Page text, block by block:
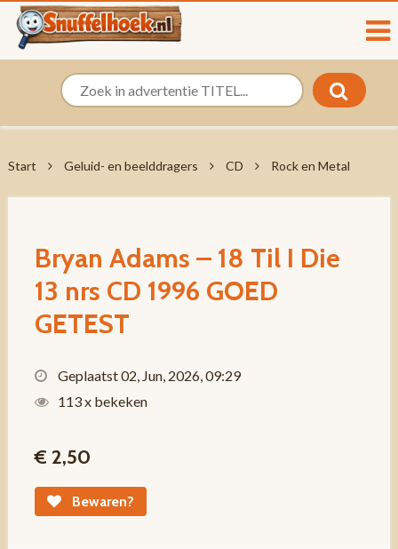
Start Geluid- en beelddragers CD Rock en Metal
Bryan Adams – 18 Til I Die
13 nrs CD 1996 GOED
GETEST
Geplaatst 02, Jun, 2026, 09:29
113 x bekeken
€ 2,50
Bewaren?